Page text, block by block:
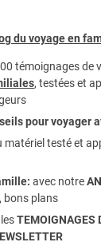
du voyage en
témoignages de
, testées et
pour voyager
matériel testé et
avec notre
, bons plans
TEMOIGNAGES